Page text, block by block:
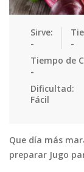
Postres
Tortas
Sirve:
-
-
Tiempo de
-
Dificultad:
Fácil
Que día más
preparar Jugo